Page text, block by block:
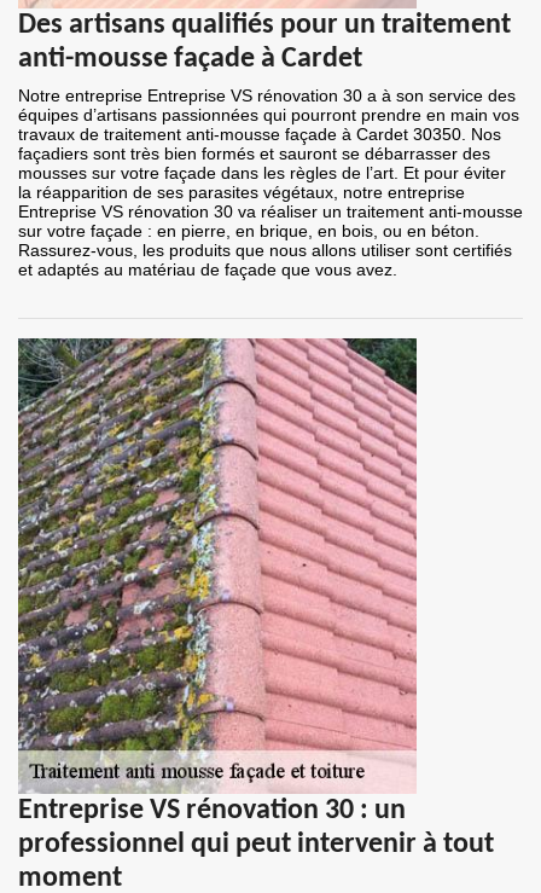
Des artisans qualifiés pour un traitement
anti-mousse façade à Cardet
Notre entreprise Entreprise VS rénovation 30 a à son service des
équipes d’artisans passionnées qui pourront prendre en main vos
travaux de traitement anti-mousse façade à Cardet 30350. Nos
façadiers sont très bien formés et sauront se débarrasser des
mousses sur votre façade dans les règles de l’art. Et pour éviter
la réapparition de ses parasites végétaux, notre entreprise
Entreprise VS rénovation 30 va réaliser un traitement anti-mousse
sur votre façade : en pierre, en brique, en bois, ou en béton.
Rassurez-vous, les produits que nous allons utiliser sont certifiés
et adaptés au matériau de façade que vous avez.
Entreprise VS rénovation 30 : un
professionnel qui peut intervenir à tout
moment